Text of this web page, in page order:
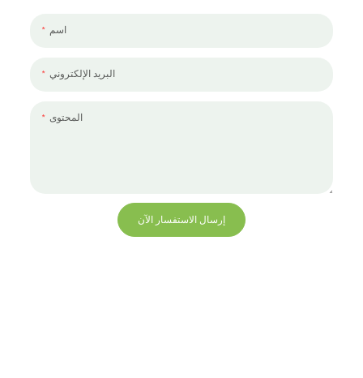
اسم
البريد الإلكتروني
المحتوى
إرسال الاستفسار الآن